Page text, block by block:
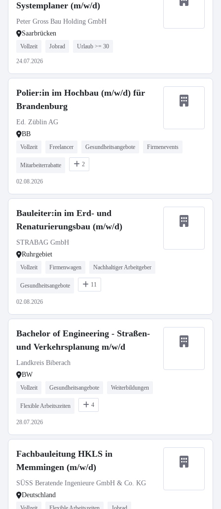
Systemplaner (m/w/d)
Peter Gross Bau Holding GmbH
Saarbrücken
Vollzeit Jobrad Urlaub >= 30
24.07.2026
Polier:in im Hochbau (m/w/d) für
Brandenburg
Ed. Züblin AG
BB
Vollzeit Freelancer Gesundheitsangebote Firmenevents
Mitarbeiterrabatte 2
02.08.2026
Bauleiter:in im Erd- und
Renaturierungsbau (m/w/d)
STRABAG GmbH
Ruhrgebiet
Vollzeit Firmenwagen Nachhaltiger Arbeitgeber
Gesundheitsangebote 11
02.08.2026
Bachelor of Engineering - Straßen-
und Verkehrsplanung m/w/d
Landkreis Biberach
BW
Vollzeit Gesundheitsangebote Weiterbildungen
Flexible Arbeitszeiten 4
28.07.2026
Fachbauleitung HKLS in
Memmingen (m/w/d)
SÜSS Beratende Ingenieure GmbH & Co. KG
Deutschland